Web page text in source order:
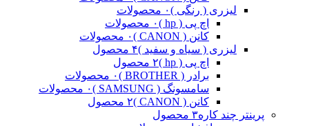
لیزری ( رنگی )۰ محصولات
اچ پی ( hp )
۰ محصولات
کانن ( CANON )
۰ محصولات
لیزری ( سیاه و سفید )۴ محصول
اچ پی ( hp )
۲ محصول
برادر ( BROTHER )
۰ محصولات
سامسونگ ( SAMSUNG )
۰ محصولات
کانن ( CANON )
۲ محصول
پرینتر چند کاره۳ محصول